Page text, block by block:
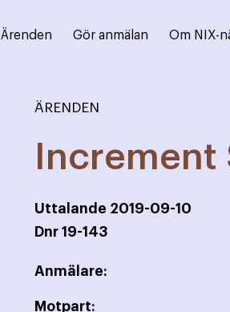
Ärenden Gör anmälan Om NIX-
ÄRENDEN
Uttalande 2019-09-10
Dnr 19-143
Anmälare:
Motpart: